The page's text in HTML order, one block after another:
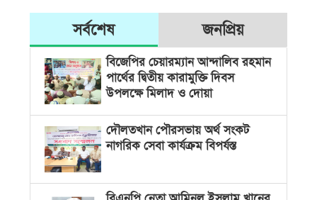
সর্বশেষ জনপ্রিয়
বিজেপির চেয়ারম্যান আন্দালিব রহমান
পার্থের দ্বিতীয় কারামুক্তি দিবস
উপলক্ষে মিলাদ ও দোয়া
দৌলতখান পৌরসভায় অর্থ সংকট
নাগরিক সেবা কার্যক্রম বিপর্যস্ত